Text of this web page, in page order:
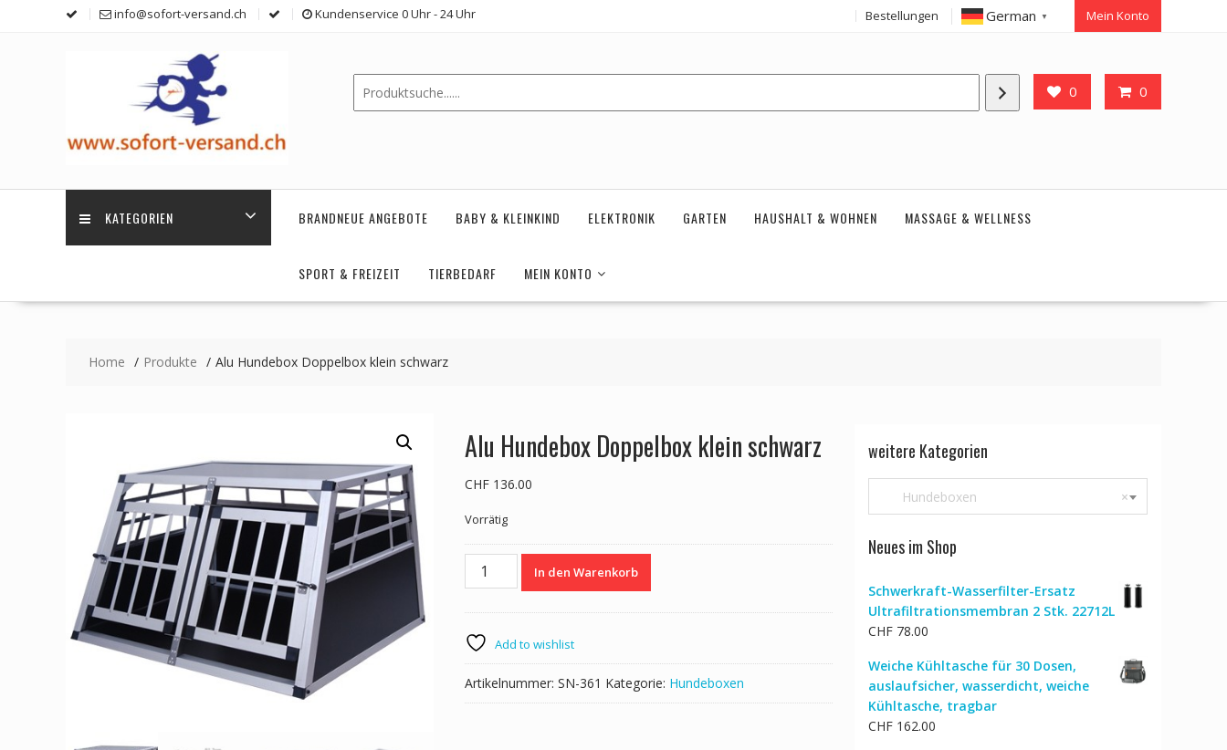
info@sofort-versand.ch Kundenservice 0 Uhr - 24 Uhr Bestellungen German ▼ Mein Konto
0 0
KATEGORIEN BRANDNEUE ANGEBOTE BABY & KLEINKIND ELEKTRONIK GARTEN HAUSHALT & WOHNEN MASSAGE & WELLNESS
SPORT & FREIZEIT TIERBEDARF MEIN KONTO
Home Produkte Alu Hundebox Doppelbox klein schwarz
Alu Hundebox Doppelbox klein schwarz
CHF136.00
Vorrätig
schwarz
Menge
In den Warenkorb
Add to wishlist
Artikelnummer: SN-361 Kategorie: Hundeboxen
weitere Kategorien
×
Hundeboxen
Neues im Shop
Schwerkraft-Wasserfilter-Ersatz
Ultrafiltrationsmembran 2 Stk. 22712L
CHF 78.00
Weiche Kühltasche für 30 Dosen,
auslaufsicher, wasserdicht, weiche
Kühltasche, tragbar
CHF 162.00